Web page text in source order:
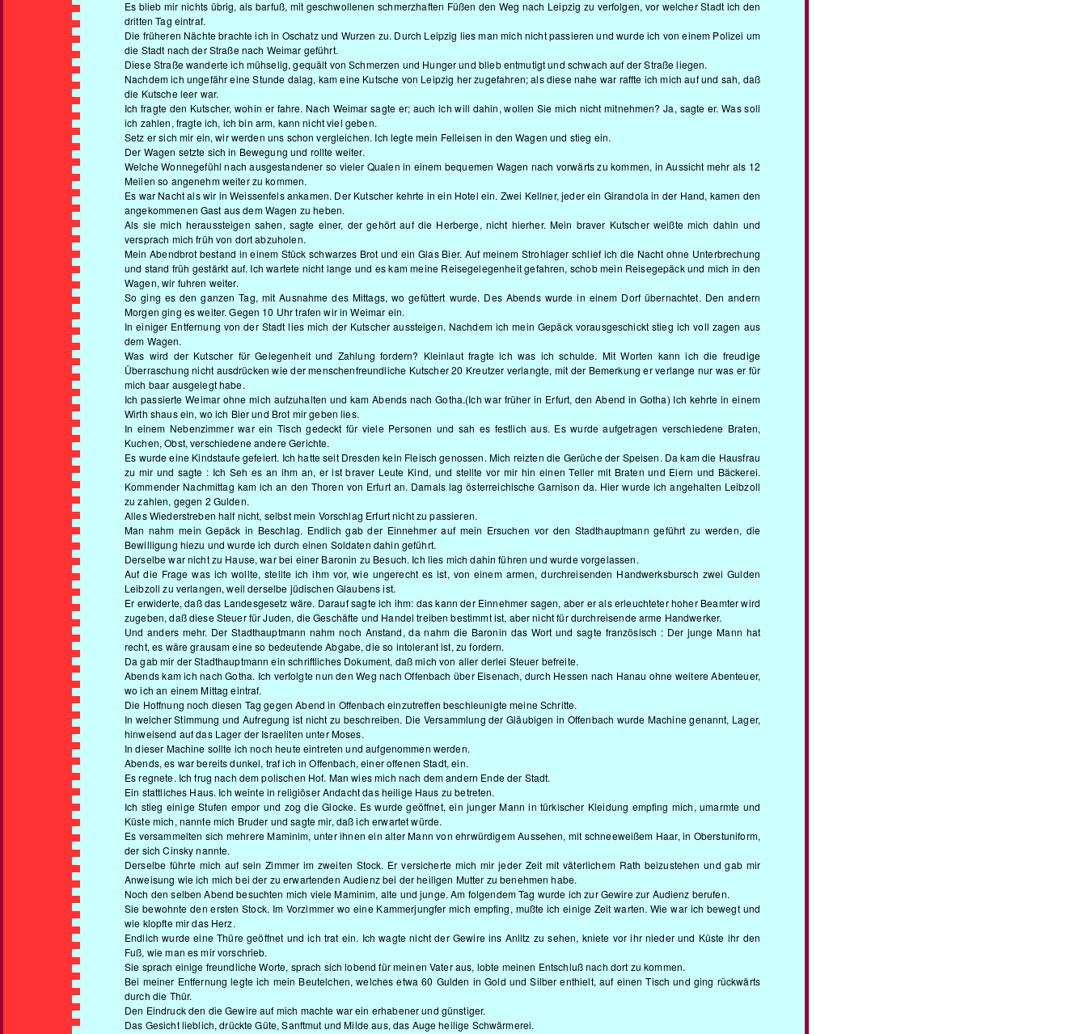
Es blieb mir nichts übrig, als barfuß, mit geschwollenen schmerzhaften Füßen den Weg nach Leipzig zu verfolgen, vor welcher Stadt ich den
dritten Tag eintraf.
Die früheren Nächte brachte ich in Oschatz und Wurzen zu. Durch Leipzig lies man mich nicht passieren und wurde ich von einem Polizei um
die Stadt nach der Straße nach Weimar geführt.
Diese Straße wanderte ich mühselig, gequält von Schmerzen und Hunger und blieb entmutigt und schwach auf der Straße liegen.
Nachdem ich ungefähr eine Stunde dalag, kam eine Kutsche von Leipzig her zugefahren; als diese nahe war raffte ich mich auf und sah, daß
die Kutsche leer war.
Ich fragte den Kutscher, wohin er fahre. Nach Weimar sagte er; auch ich will dahin, wollen Sie mich nicht mitnehmen? Ja, sagte er. Was soll
ich zahlen, fragte ich, ich bin arm, kann nicht viel geben.
Setz er sich mir ein, wir werden uns schon vergleichen. Ich legte mein Felleisen in den Wagen und stieg ein.
Der Wagen setzte sich in Bewegung und rollte weiter.
Welche Wonnegefühl nach ausgestandener so vieler Qualen in einem bequemen Wagen nach vorwärts zu kommen, in Aussicht mehr als 12
Meilen so angenehm weiter zu kommen.
Es war Nacht als wir in Weissenfels ankamen. Der Kutscher kehrte in ein Hotel ein. Zwei Kellner, jeder ein Girandola in der Hand, kamen den
angekommenen Gast aus dem Wagen zu heben.
Als sie mich heraussteigen sahen, sagte einer, der gehört auf die Herberge, nicht hierher. Mein braver Kutscher weißte mich dahin und
versprach mich früh von dort abzuholen.
Mein Abendbrot bestand in einem Stück schwarzes Brot und ein Glas Bier. Auf meinem Strohlager schlief ich die Nacht ohne Unterbrechung
und stand früh gestärkt auf. Ich wartete nicht lange und es kam meine Reisegelegenheit gefahren, schob mein Reisegepäck und mich in den
Wagen, wir fuhren weiter.
So ging es den ganzen Tag, mit Ausnahme des Mittags, wo gefüttert wurde. Des Abends wurde in einem Dorf übernachtet. Den andern
Morgen ging es weiter. Gegen 10 Uhr trafen wir in Weimar ein.
In einiger Entfernung von der Stadt lies mich der Kutscher aussteigen. Nachdem ich mein Gepäck vorausgeschickt stieg ich voll zagen aus
dem Wagen.
Was wird der Kutscher für Gelegenheit und Zahlung fordern? Kleinlaut fragte ich was ich schulde. Mit Worten kann ich die freudige
Überraschung nicht ausdrücken wie der menschenfreundliche Kutscher 20 Kreutzer verlangte, mit der Bemerkung er verlange nur was er für
mich baar ausgelegt habe.
Ich passierte Weimar ohne mich aufzuhalten und kam Abends nach Gotha.(Ich war früher in Erfurt, den Abend in Gotha) Ich kehrte in einem
Wirth shaus ein, wo ich Bier und Brot mir geben lies.
In einem Nebenzimmer war ein Tisch gedeckt für viele Personen und sah es festlich aus. Es wurde aufgetragen verschiedene Braten,
Kuchen, Obst, verschiedene andere Gerichte.
Es wurde eine Kindstaufe gefeiert. Ich hatte seit Dresden kein Fleisch genossen. Mich reizten die Gerüche der Speisen. Da kam die Hausfrau
zu mir und sagte : Ich Seh es an ihm an, er ist braver Leute Kind, und stellte vor mir hin einen Teller mit Braten und Eiern und Bäckerei.
Kommender Nachmittag kam ich an den Thoren von Erfurt an. Damals lag österreichische Garnison da. Hier wurde ich angehalten Leibzoll
zu zahlen, gegen 2 Gulden.
Alles Wiederstreben half nicht, selbst mein Vorschlag Erfurt nicht zu passieren.
Man nahm mein Gepäck in Beschlag. Endlich gab der Einnehmer auf mein Ersuchen vor den Stadthauptmann geführt zu werden, die
Bewilligung hiezu und wurde ich durch einen Soldaten dahin geführt.
Derselbe war nicht zu Hause, war bei einer Baronin zu Besuch. Ich lies mich dahin führen und wurde vorgelassen.
Auf die Frage was ich wollte, stellte ich ihm vor, wie ungerecht es ist, von einem armen, durchreisenden Handwerksbursch zwei Gulden
Leibzoll zu verlangen, weil derselbe jüdischen Glaubens ist.
Er erwiderte, daß das Landesgesetz wäre. Darauf sagte ich ihm: das kann der Einnehmer sagen, aber er als erleuchteter hoher Beamter wird
zugeben, daß diese Steuer für Juden, die Geschäfte und Handel treiben bestimmt ist, aber nicht für durchreisende arme Handwerker.
Und anders mehr. Der Stadthauptmann nahm noch Anstand, da nahm die Baronin das Wort und sagte französisch : Der junge Mann hat
recht, es wäre grausam eine so bedeutende Abgabe, die so intolerant ist, zu fordern.
Da gab mir der Stadthauptmann ein schriftliches Dokument, daß mich von aller derlei Steuer befreite.
Abends kam ich nach Gotha. Ich verfolgte nun den Weg nach Offenbach über Eisenach, durch Hessen nach Hanau ohne weitere Abenteuer,
wo ich an einem Mittag eintraf.
Die Hoffnung noch diesen Tag gegen Abend in Offenbach einzutreffen beschleunigte meine Schritte.
In welcher Stimmung und Aufregung ist nicht zu beschreiben. Die Versammlung der Gläubigen in Offenbach wurde Machine genannt, Lager,
hinweisend auf das Lager der Israeliten unter Moses.
In dieser Machine sollte ich noch heute eintreten und aufgenommen werden.
Abends, es war bereits dunkel, traf ich in Offenbach, einer offenen Stadt, ein.
Es regnete. Ich frug nach dem polischen Hof. Man wies mich nach dem andern Ende der Stadt.
Ein stattliches Haus. Ich weinte in religiöser Andacht das heilige Haus zu betreten.
Ich stieg einige Stufen empor und zog die Glocke. Es wurde geöffnet, ein junger Mann in türkischer Kleidung empfing mich, umarmte und
Küste mich, nannte mich Bruder und sagte mir, daß ich erwartet würde.
Es versammelten sich mehrere Maminim, unter ihnen ein alter Mann von ehrwürdigem Aussehen, mit schneeweißem Haar, in Oberstuniform,
der sich Cinsky nannte.
Derselbe führte mich auf sein Zimmer im zweiten Stock. Er versicherte mich mir jeder Zeit mit väterlichem Rath beizustehen und gab mir
Anweisung wie ich mich bei der zu erwartenden Audienz bei der heiligen Mutter zu benehmen habe.
Noch den selben Abend besuchten mich viele Maminim, alte und junge. Am folgendem Tag wurde ich zur Gewire zur Audienz berufen.
Sie bewohnte den ersten Stock. Im Vorzimmer wo eine Kammerjungfer mich empfing, mußte ich einige Zeit warten. Wie war ich bewegt und
wie klopfte mir das Herz.
Endlich wurde eine Thüre geöffnet und ich trat ein. Ich wagte nicht der Gewire ins Anlitz zu sehen, kniete vor ihr nieder und Küste ihr den
Fuß, wie man es mir vorschrieb.
Sie sprach einige freundliche Worte, sprach sich lobend für meinen Vater aus, lobte meinen Entschluß nach dort zu kommen.
Bei meiner Entfernung legte ich mein Beutelchen, welches etwa 60 Gulden in Gold und Silber enthielt, auf einen Tisch und ging rückwärts
durch die Thür.
Den Eindruck den die Gewire auf mich machte war ein erhabener und günstiger.
Das Gesicht lieblich, drückte Güte, Sanftmut und Milde aus, das Auge heilige Schwärmerei.